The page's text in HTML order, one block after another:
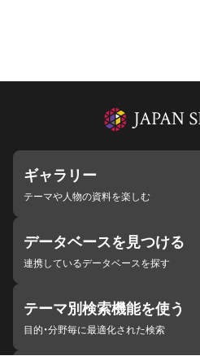
ギャラリー
テーマや人物の資料を楽しむ
データベースを見つける
連携しているデータベースを探す
テーマ別検索機能を使う
目的・分野毎に最適化された検索